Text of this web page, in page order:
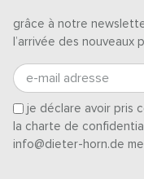
grâce à notre
l’arrivée des
e-mail adresse
je déclare avoir pris
la charte de
info@dieter-horn.de